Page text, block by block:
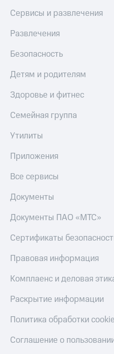
Сервисы и развлечения
Развлечения
Безопасность
Детям и родителям
Здоровье и фитнес
Семейная группа
Утилиты
Приложения
Все сервисы
Документы
Документы ПАО «МТС»
Сертификаты
Правовая информация
Комплаенс и деловая
Раскрытие информации
Политика обработки
Соглашение о